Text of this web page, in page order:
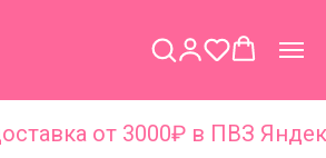
от 3000₽ в ПВЗ Яндекс